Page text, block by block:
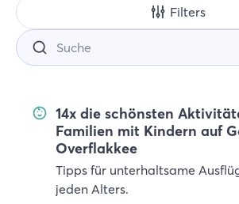
Suche
Filters
14x die schönsten
Familien mit Kindern auf
Overflakkee
Tipps für unterhaltsame
jeden Alters.